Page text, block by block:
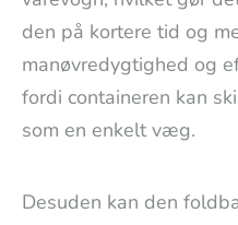
den på kortere tid og
manøvredygtighed og
fordi containeren kan
som en enkelt væg.
Desuden kan den